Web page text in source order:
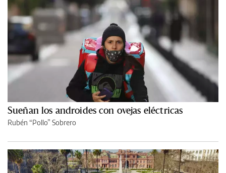
Sueñan los androides con ovejas eléctricas
Rubén “Pollo” Sobrero